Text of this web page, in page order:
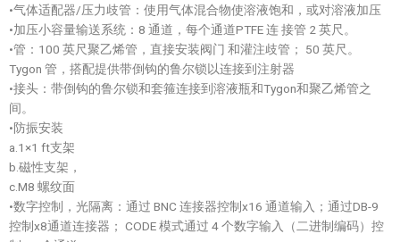
•气体适配器/压力歧管：使用气体混合物使溶液饱和，或对溶液加压
•加压小容量输送系统：8 通道，每个通道PTFE 连 接管 2 英尺。
•管：100 英尺聚乙烯管，直接安装阀门 和灌注歧管； 50 英尺。
Tygon 管，搭配提供带倒钩的鲁尔锁以连接到注射器
•接头：带倒钩的鲁尔锁和套箍连接到溶液瓶和Tygon和聚乙烯管之
间。
•防振安装
a.1×1 ft支架
b.磁性支架，
c.M8 螺纹面
•数字控制，光隔离：通过 BNC 连接器控制x16 通道输入；通过DB-9
控制x8通道连接器； CODE 模式通过 4 个数字输入（二进制编码）控